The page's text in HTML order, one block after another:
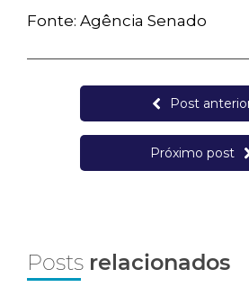
Fonte: Agência Senado
Post
Próximo post
Posts relacionados